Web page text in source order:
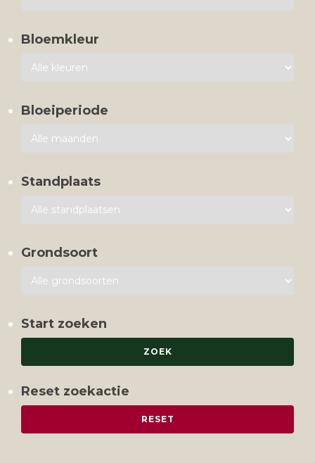
Bloemkleur
Bloeiperiode
Standplaats
Grondsoort
Start zoeken
Reset zoekactie